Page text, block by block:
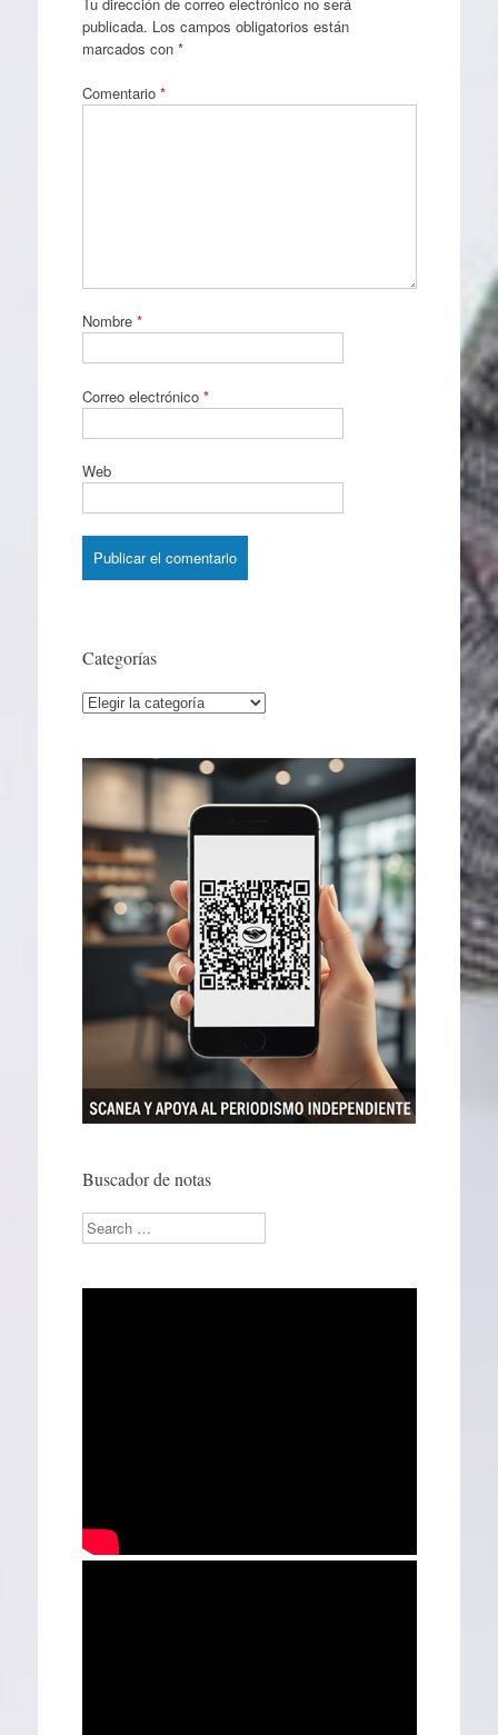
publicada. Los campos obligatorios están
marcados con *
Comentario *
Nombre *
Correo electrónico *
Web
Categorías
Categorías
Buscador de notas
Search